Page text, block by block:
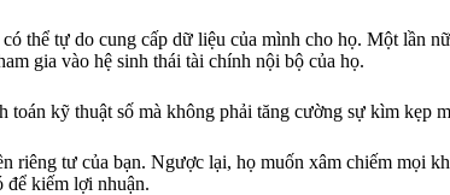
thể tự do cung cấp dữ liệu của mình cho họ. Một lần
gia vào hệ sinh thái tài chính nội bộ của họ.
kỹ thuật số mà không phải tăng cường sự kìm kẹp
riêng tư của bạn. Ngược lại, họ muốn xâm chiếm mọi
để kiếm lợi nhuận.